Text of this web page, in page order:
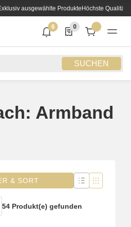
ausgewählte ProdukteHöchste Qualität
SUCHEN
6
6 neue Notifizierungen
0
0 Produkte in der
Armband
& SORT
54 Produkt(e) gefunden